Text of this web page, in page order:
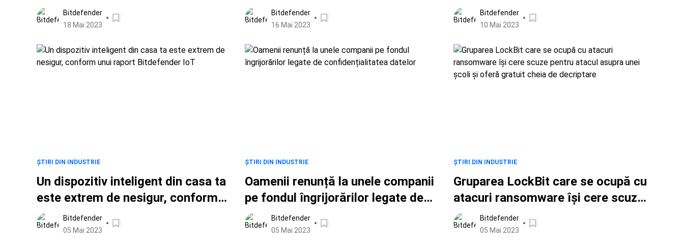
FerrariBitdefender
18 Mai 2023
Bitdefender
16 Mai 2023
răspândi malware
Bitdefender
10 Mai 2023
ȘTIRI DIN INDUSTRIE
Un dispozitiv inteligent din casa ta
este extrem de nesigur, conform
unui raport Bitdefender IoT
Bitdefender
05 Mai 2023
ȘTIRI DIN INDUSTRIE
Oamenii renunță la unele companii
pe fondul îngrijorărilor legate de
confidențialitatea datelor
Bitdefender
05 Mai 2023
ȘTIRI DIN INDUSTRIE
Gruparea LockBit care se ocupă cu
atacuri ransomware își cere scuze
pentru atacul asupra unei școli și
oferă gratuit cheia de decriptare
Bitdefender
05 Mai 2023